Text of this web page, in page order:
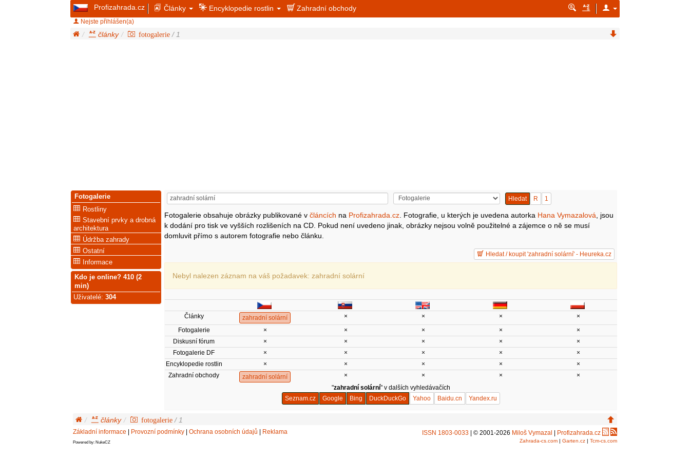
Profizahrada.cz Články Encyklopedie rostlin Zahradní obchody
Nejste přihlášen(a)
články fotogalerie / 1
Hledat R 1
Fotogalerie obsahuje obrázky publikované včláncích na Profizahrada.cz . Fotografie, u kterých je uvedena autorka Hana Vymazalová , jsou
k dodání pro tisk ve vyšších rozlišeních na CD. Pokud není uvedeno jinak, obrázky nejsou volně použitelné a zájemce o ně se musí
domluvit přímo s autorem fotografie nebo článku.
Hledat / koupit 'zahradní solární' - Heureka.cz
Nebyl nalezen záznam na váš požadavek: zahradní solární
Články zahradní solární × × ×
×
Fotogalerie
× × × ×
×
Diskusní fórum
× × × ×
×
Fotogalerie DF
× × × ×
×
Encyklopedie rostlin
× × × ×
×
Zahradní obchody
zahradní solární × × ×
×
"zahradní solární" v dalších vyhledávačích
Seznam.cz
Google Bing DuckDuckGo Yahoo Baidu.cn Yandex.ru
Fotogalerie
Rostliny
Stavební prvky a drobná
architektura
Údržba zahrady
Ostatní
Informace
Kdo je online? 410 (2
min)
Uživatelé: 304
články fotogalerie / 1
ISSN 1803-0033 | © 2001-2026 Miloš Vymazal | Profizahrada.cz
Základní informace | Provozní podmínky | Ochrana osobních údajů | Reklama
Zahrada-cs.com | Garten.cz | Tcm-cs.com
Powered by: NukeCZ